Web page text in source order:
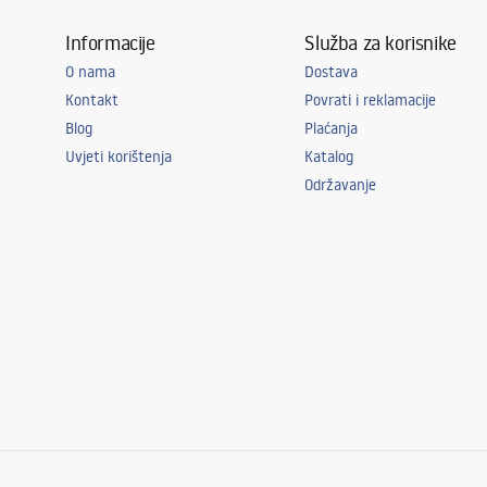
Informacije
O nama
Kontakt
Blog
Uvjeti korištenja
Služba za korisnike
Dostava
Povrati i reklamacije
Plaćanja
Katalog
Održavanje